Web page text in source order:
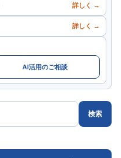
詳しく →
詳しく →
AI活用のご相談
検索